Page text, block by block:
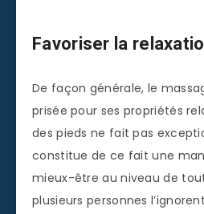
Favoriser la
De façon générale, le
prisée pour ses propriétés
des pieds ne fait pas
constitue de ce fait une
mieux-être au niveau de
plusieurs personnes